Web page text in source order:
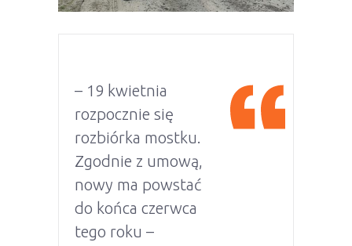
– 19 kwietnia
rozpocznie się
rozbiórka mostku.
Zgodnie z umową,
nowy ma powstać
do końca czerwca
tego roku –